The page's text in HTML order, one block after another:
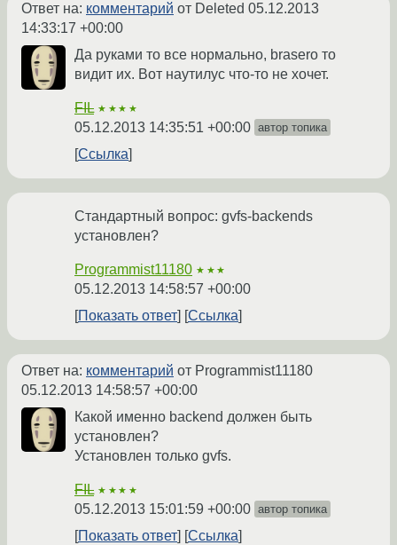
Ответ на: комментарий от Deleted 05.12.2013
14:33:17 +00:00
Да руками то все нормально, brasero то
видит их. Вот наутилус что-то не хочет.
FIL ★★★★
05.12.2013 14:35:51 +00:00 автор топика
Ссылка
Стандартный вопрос: gvfs-backends
установлен?
Programmist11180 ★★★
05.12.2013 14:58:57 +00:00
Показать ответ
Ссылка
Ответ на: комментарий от Programmist11180
05.12.2013 14:58:57 +00:00
Какой именно backend должен быть
установлен?
Установлен только gvfs.
FIL ★★★★
05.12.2013 15:01:59 +00:00 автор топика
Показать ответ Ссылка